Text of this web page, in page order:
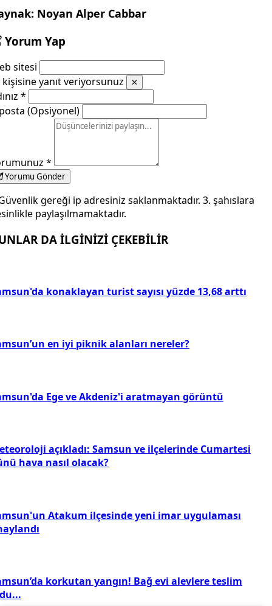
Noyan Alper Cabbar
Yorum Yap
sitesi
kişisine yanıt veriyorsunuz
✕
*
(Opsiyonel)
*
Yorumu Gönder
gereği ip adresiniz saklanmaktadır. 3. şahıslara
paylaşılmamaktadır.
DA İLGİNİZİ ÇEKEBİLİR
konaklayan turist sayısı yüzde 13,68 arttı
en iyi piknik alanları nereler?
Ege ve Akdeniz'i aratmayan görüntü
açıkladı: Samsun ve ilçelerinde Cumartesi
hava nasıl olacak?
Atakum ilçesinde yeni imar uygulaması
korkutan yangın! Bağ evi alevlere teslim